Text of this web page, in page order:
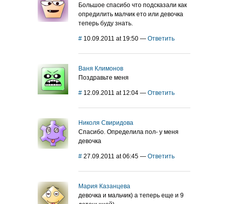
Большое спасибо что подсказали как
опредилить малчик ето или девочка
теперь буду знать.
# 10.09.2011 at 19:50 — Ответить
Ваня Климонов
Поздравьте меня
# 12.09.2011 at 12:04 — Ответить
Николя Свиридова
Спасибо. Определила пол- у меня
девочка
# 27.09.2011 at 06:45 — Ответить
Мария Казанцева
девочка и мальчик) а теперь еще и 9